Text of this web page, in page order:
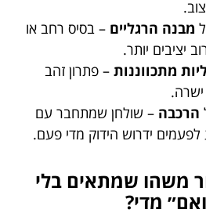
מבנה הרגליים – בסיס רחב או
יציבים יותר.
מתכווננות – פתרון זהב
הרכבה – שולחן שמתחבר עם
ידרוש הידוק מדי פעם.
משהו שמתאים בלי
מדי?